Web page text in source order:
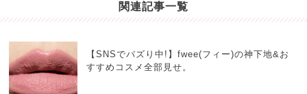
関連記事一覧
【SNSでバズり中!】fwee(フィー)の神下地&お
すすめコスメ全部見せ。